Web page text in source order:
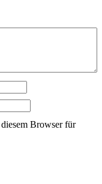
Browser für